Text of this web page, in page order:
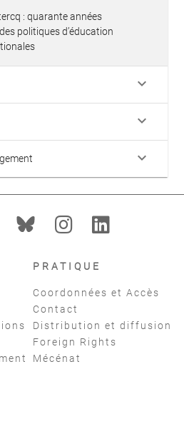
: quarante années
politiques d’éducation
keyboard_arrow_down
keyboard_arrow_down
keyboard_arrow_down
PRATIQUE
Coordonnées et Accès
Contact
Distribution et diffusion
Foreign Rights
Mécénat